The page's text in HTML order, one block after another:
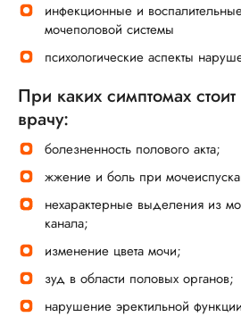
инфекционные и
мочеполовой системы
психологические аспекты
При каких симптомах стоит
врачу:
болезненность полового акта;
жжение и боль при
нехарактерные выделения из
канала;
изменение цвета мочи;
зуд в области половых органов;
нарушение эректильной